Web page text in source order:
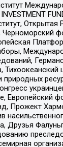
INVESTMENT
Открытая
Тихоокеанский
Европейский
Прожект
Друзья